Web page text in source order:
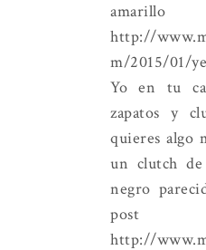
http://
m/2015/01/
Yo en tu
zapatos y
quieres algo
un clutch
negro
post
http://